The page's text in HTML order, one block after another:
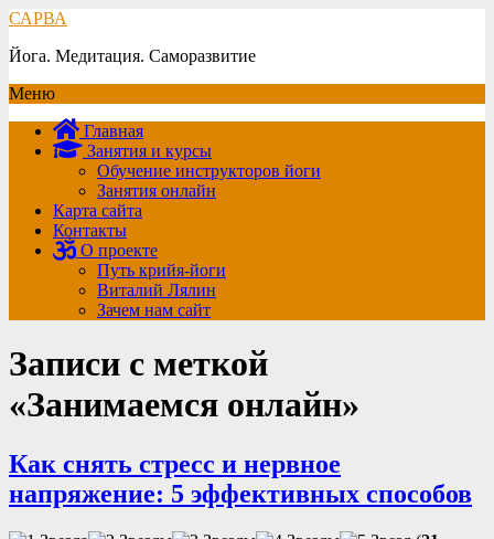
САРВА
Йога. Медитация. Саморазвитие
Меню
Главная
Занятия и курсы
Обучение инструкторов йоги
Занятия онлайн
Карта сайта
Контакты
О проекте
Путь крийя-йоги
Виталий Лялин
Зачем нам сайт
Записи с меткой
«Занимаемся онлайн»
Как снять стресс и нервное
напряжение: 5 эффективных способов